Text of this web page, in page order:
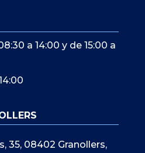
a 14:00 y de 15:00 a
35, 08402 Granollers,